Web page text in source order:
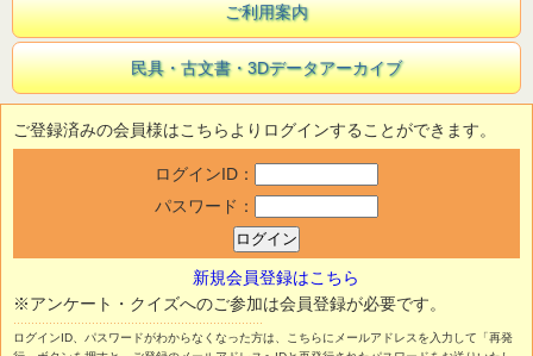
ご利用案内
民具・古文書・3Dデータアーカイブ
ご登録済みの会員様はこちらよりログインすることができます。
ログインID：
パスワード：
新規会員登録はこちら
※アンケート・クイズへのご参加は会員登録が必要です。
ログインID、パスワードがわからなくなった方は、こちらにメールアドレスを入力して「再発